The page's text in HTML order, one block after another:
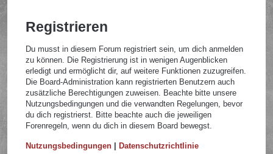
Registrieren
Du musst in diesem Forum registriert sein, um dich anmelden
zu können. Die Registrierung ist in wenigen Augenblicken
erledigt und ermöglicht dir, auf weitere Funktionen zuzugreifen.
Die Board-Administration kann registrierten Benutzern auch
zusätzliche Berechtigungen zuweisen. Beachte bitte unsere
Nutzungsbedingungen und die verwandten Regelungen, bevor
du dich registrierst. Bitte beachte auch die jeweiligen
Forenregeln, wenn du dich in diesem Board bewegst.
Nutzungsbedingungen |Datenschutzrichtlinie